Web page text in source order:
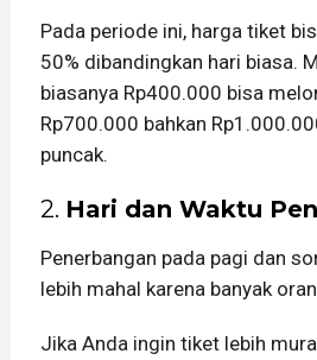
Pada periode ini, harga tiket
50% dibandingkan hari biasa.
biasanya Rp400.000 bisa
Rp700.000 bahkan
puncak.
2. Hari dan Waktu
Penerbangan pada pagi dan
lebih mahal karena banyak
Jika Anda ingin tiket lebih